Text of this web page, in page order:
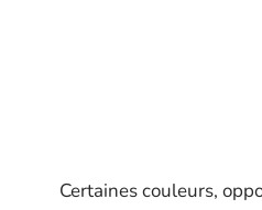
Certaines couleurs,